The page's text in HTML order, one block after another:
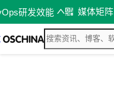
研发效能 媒体矩阵